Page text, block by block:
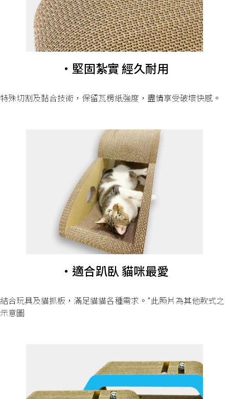
・堅固紮實 經久耐用
特殊切割及黏合技術，保留瓦楞紙強度，盡情享受破壞快感。
・適合趴臥 貓咪最愛
結合玩具及貓抓板，滿足貓貓各種需求。*此照片為其他款式之
示意圖